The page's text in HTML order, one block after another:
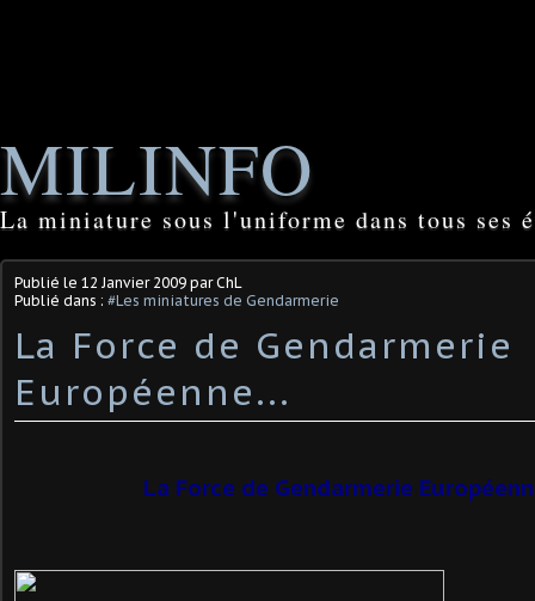
MILINFO
La miniature sous l'uniforme dans tous ses
Publié le 12 Janvier 2009 par ChL
Publié dans : #Les miniatures de Gendarmerie
La Force de Gendarmerie
Européenne...
La Force de Gendarmerie